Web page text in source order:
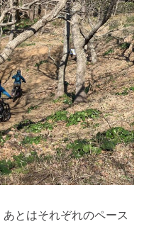
とはそれぞれのペース